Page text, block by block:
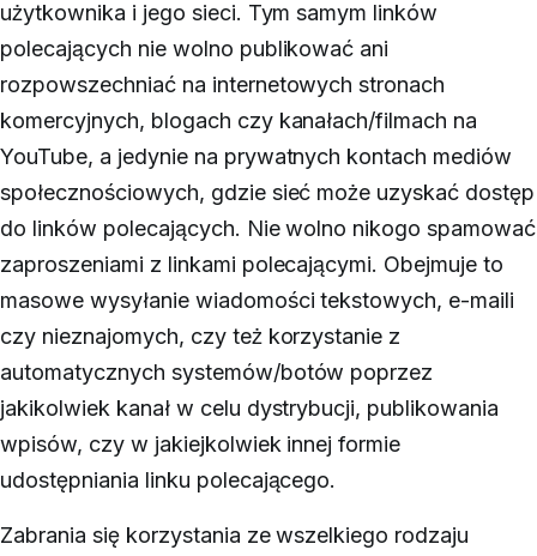
użytkownika i jego sieci. Tym samym linków
polecających nie wolno publikować ani
rozpowszechniać na internetowych stronach
komercyjnych, blogach czy kanałach/filmach na
YouTube, a jedynie na prywatnych kontach mediów
społecznościowych, gdzie sieć może uzyskać dostęp
do linków polecających. Nie wolno nikogo spamować
zaproszeniami z linkami polecającymi. Obejmuje to
masowe wysyłanie wiadomości tekstowych, e-maili
czy nieznajomych, czy też korzystanie z
automatycznych systemów/botów poprzez
jakikolwiek kanał w celu dystrybucji, publikowania
wpisów, czy w jakiejkolwiek innej formie
udostępniania linku polecającego.
Zabrania się korzystania ze wszelkiego rodzaju